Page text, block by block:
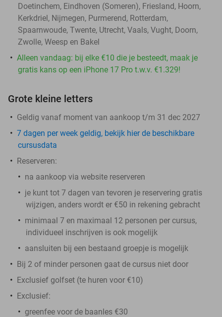
Doetinchem, Eindhoven (Someren), Friesland, Hoorn,
Kerkdriel, Nijmegen, Purmerend, Rotterdam,
Spaarnwoude, Twente, Utrecht, Vaals, Vught, Doorn,
Zwolle, Weesp en Bakel
Alleen vandaag: bij elke €10 die je besteedt, maak je
gratis kans op een iPhone 17 Pro t.w.v. €1.329!
Grote kleine letters
Geldig vanaf moment van aankoop t/m 31 dec 2027
7 dagen per week geldig, bekijk hier de beschikbare
cursusdata
Reserveren:
na aankoop via website reserveren
je kunt tot 7 dagen van tevoren je reservering gratis
wijzigen, anders wordt er €50 in rekening gebracht
minimaal 7 en maximaal 12 personen per cursus,
individueel inschrijven is ook mogelijk
aansluiten bij een bestaand groepje is mogelijk
Bij 2 of minder personen gaat de cursus niet door
Exclusief golfset (te huren voor €10)
Exclusief:
greenfee voor de baanles €30